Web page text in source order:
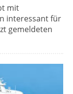
mit
interessant für
gemeldeten